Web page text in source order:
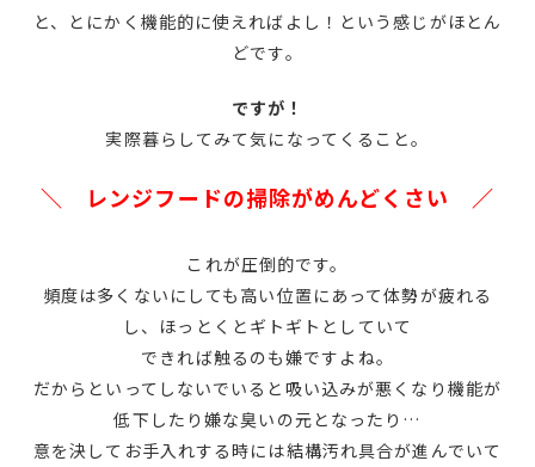
と、とにかく機能的に使えればよし！という感じがほとん
どです。
ですが！
実際暮らしてみて気になってくること。
＼ レンジフードの掃除がめんどくさい ／
これが圧倒的です。
頻度は多くないにしても高い位置にあって体勢が疲れる
し、ほっとくとギトギトとしていて
できれば触るのも嫌ですよね。
だからといってしないでいると吸い込みが悪くなり機能が
低下したり嫌な臭いの元となったり…
意を決してお手入れする時には結構汚れ具合が進んでいて